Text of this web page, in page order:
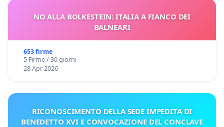
NO ALLA BOLKESTEIN: ITALIA A FIANCO DEI
BALNEARI
653 firme
5 Firme / 30 giorni
28 Apr 2026
RICONOSCIMENTO DELLA SEDE IMPEDITA DI
BENEDETTO XVI E CONVOCAZIONE DEL CONCLAVE